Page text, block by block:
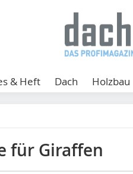
& Heft Dach Holzbau
für Giraffen